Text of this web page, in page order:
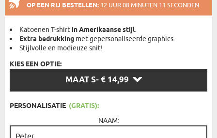
OP EEN RIJ BESTELLEN: 12 UUR 08 MINUTEN 11 SECONDEN
Katoenen T-shirt in Amerikaanse stijl.
Extra bedrukking met gepersonaliseerde graphics.
Stijlvolle en modieuze snit!
KIES EEN OPTIE:
MAAT S- € 14,99
OPTIE:
PERSONALISATIE (GRATIS):
NAAM: